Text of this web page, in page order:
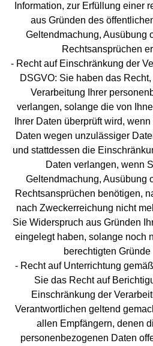
Information, zur Erfüllung einer
aus Gründen des
Geltendmachung, Ausübung
Rechtsansprüchen
- Recht auf Einschränkung der
DSGVO: Sie haben das
Verarbeitung Ihrer
verlangen, solange die von
Ihrer Daten überprüft wird,
Daten wegen unzulässiger
und stattdessen die
Daten verlangen, wenn
Geltendmachung, Ausübung
Rechtsansprüchen benötigen,
nach Zweckerreichung nicht
Sie Widerspruch aus Gründen
eingelegt haben, solange noch
berechtigten
- Recht auf Unterrichtung
Sie das Recht auf
Einschränkung der
Verantwortlichen geltend
allen Empfängern, denen
personenbezogenen Daten